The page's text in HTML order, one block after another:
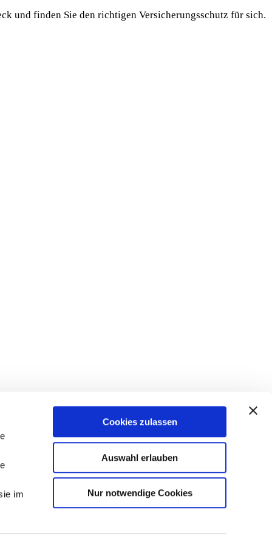
im
Cookies zulassen
Auswahl erlauben
Nur notwendige Cookies
und finden Sie den richtigen Versicherungsschutz für sich.